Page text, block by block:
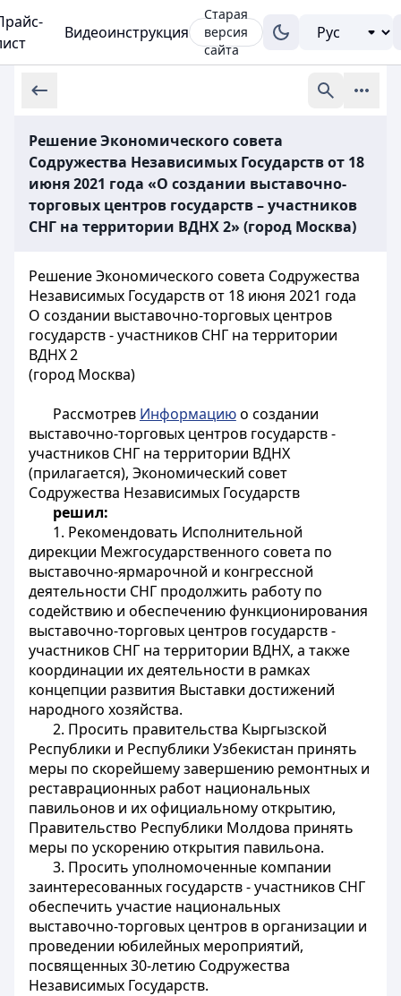
Видеоинструкция
Старая
версия
сайта
Решение Экономического совета
Содружества Независимых Государств от 18
июня 2021 года «О создании выставочно-
торговых центров государств – участников
СНГ на территории ВДНХ 2» (город Москва)
Решение Экономического совета Содружества
Независимых Государств от 18 июня 2021 года
О создании выставочно-торговых центров
государств - участников СНГ на территории
ВДНХ 2
(город Москва)
Рассмотрев Информациюо создании
выставочно-торговых центров государств -
участников СНГ на территории ВДНХ
(прилагается), Экономический совет
Содружества Независимых Государств
решил:
1. Рекомендовать Исполнительной
дирекции Межгосударственного совета по
выставочно-ярмарочной и конгрессной
деятельности СНГ продолжить работу по
содействию и обеспечению функционирования
выставочно-торговых центров государств -
участников СНГ на территории ВДНХ, а также
координации их деятельности в рамках
концепции развития Выставки достижений
народного хозяйства.
2. Просить правительства Кыргызской
Республики и Республики Узбекистан принять
меры по скорейшему завершению ремонтных и
реставрационных работ национальных
павильонов и их официальному открытию,
Правительство Республики Молдова принять
меры по ускорению открытия павильона.
3. Просить уполномоченные компании
заинтересованных государств - участников СНГ
обеспечить участие национальных
выставочно-торговых центров в организации и
проведении юбилейных мероприятий,
посвященных 30-летию Содружества
Независимых Государств.